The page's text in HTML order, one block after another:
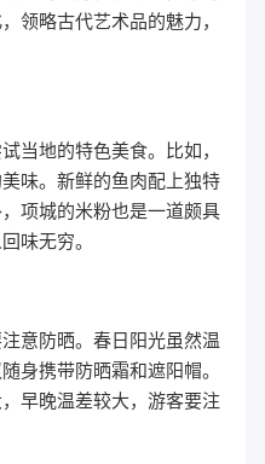
领略古代艺术品的魅力，
当地的特色美食。比如，
味。新鲜的鱼肉配上独特
项城的米粉也是一道颇具
味无穷。
意防晒。春日阳光虽然温
身携带防晒霜和遮阳帽。
早晚温差较大，游客要注